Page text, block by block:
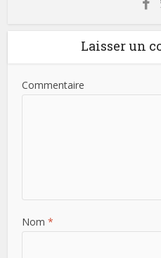
Laisser un
Commentaire
Nom *